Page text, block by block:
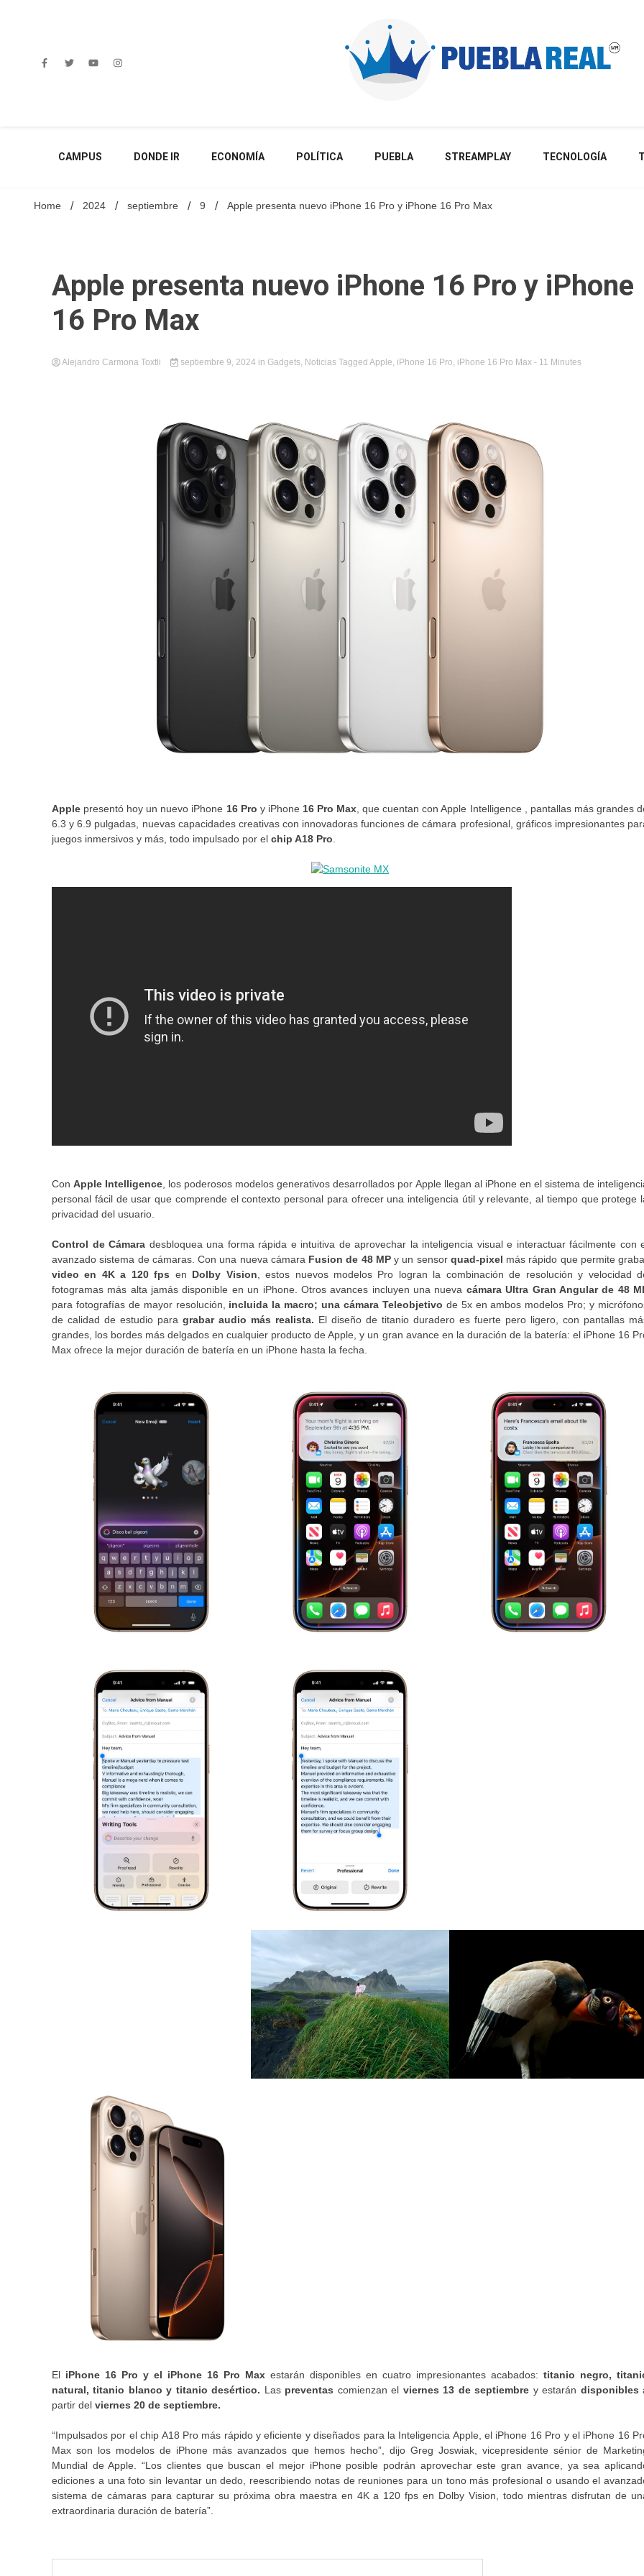
CAMPUS DONDE IR ECONOMÍA POLÍTICA PUEBLA STREAMPLAY TECNOLOGÍA
Home 2024 septiembre 9 Apple presenta nuevo iPhone 16 Pro y iPhone 16 Pro Max
Apple presenta nuevo iPhone 16 Pro y iPhone
16 Pro Max
Alejandro Carmona Toxtli septiembre 9, 2024 in Gadgets, Noticias Tagged Apple, iPhone 16 Pro, iPhone 16 Pro Max - 11 Minutes
Apple presentó hoy un nuevo iPhone 16 Pro y iPhone 16 Pro Max, que cuentan con Apple Intelligence , pantallas más grandes
6.3 y 6.9 pulgadas, nuevas capacidades creativas con innovadoras funciones de cámara profesional, gráficos impresionantes
juegos inmersivos y más, todo impulsado por el chip A18 Pro.
ConApple Intelligence , los poderosos modelos generativos desarrollados por Apple llegan al iPhone en el sistema de
personal fácil de usar que comprende el contexto personal para ofrecer una inteligencia útil y relevante, al tiempo que protege
privacidad del usuario.
Control de Cámara desbloquea una forma rápida e intuitiva de aprovechar la inteligencia visual e interactuar fácilmente con
avanzado sistema de cámaras. Con una nueva cámara Fusion de 48 MPy un sensorquad-pixel más rápido que permite
video en 4K a 120 fps en Dolby Vision , estos nuevos modelos Pro logran la combinación de resolución y velocidad
fotogramas más alta jamás disponible en un iPhone. Otros avances incluyen una nueva cámara Ultra Gran Angular de 48
para fotografías de mayor resolución, incluida la macro; una cámara Teleobjetivo de 5x en ambos modelos Pro; y
de calidad de estudio para grabar audio más realista. El diseño de titanio duradero es fuerte pero ligero, con pantallas
grandes, los bordes más delgados en cualquier producto de Apple, y un gran avance en la duración de la batería: el iPhone 16
Max ofrece la mejor duración de batería en un iPhone hasta la fecha.
El iPhone 16 Pro y el iPhone 16 Pro Max estarán disponibles en cuatro impresionantes acabados: titanio negro,
natural, titanio blanco y titanio desértico. Laspreventas comienzan el viernes 13 de septiembre y estarán disponibles
partir del viernes 20 de septiembre.
“Impulsados por el chip A18 Pro más rápido y eficiente y diseñados para la Inteligencia Apple, el iPhone 16 Pro y el iPhone 16
Max son los modelos de iPhone más avanzados que hemos hecho”, dijo Greg Joswiak, vicepresidente sénior de
Mundial de Apple. “Los clientes que buscan el mejor iPhone posible podrán aprovechar este gran avance, ya sea
ediciones a una foto sin levantar un dedo, reescribiendo notas de reuniones para un tono más profesional o usando el
sistema de cámaras para capturar su próxima obra maestra en 4K a 120 fps en Dolby Vision, todo mientras disfrutan de
extraordinaria duración de batería”.